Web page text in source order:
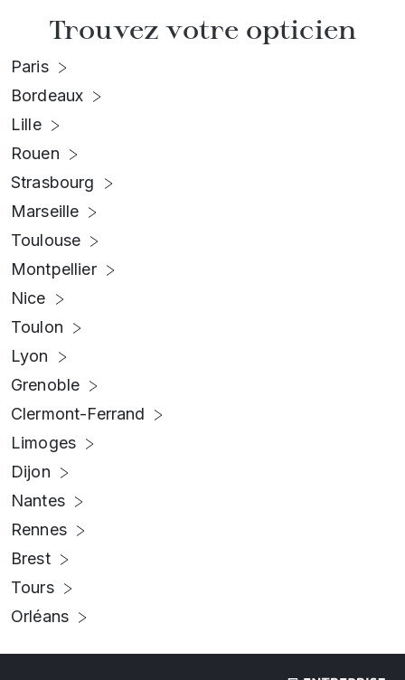
Trouvez votre opticien
Paris
Bordeaux
Lille
Rouen
Strasbourg
Marseille
Toulouse
Montpellier
Nice
Toulon
Lyon
Grenoble
Clermont-Ferrand
Limoges
Dijon
Nantes
Rennes
Brest
Tours
Orléans